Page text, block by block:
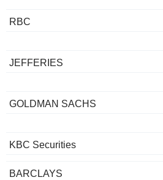
RBC
JEFFERIES
GOLDMAN SACHS
KBC Securities
BARCLAYS